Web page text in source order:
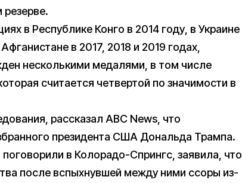
в Республике Конго в 2014 году, в Украине
в 2017, 2018 и 2019 годах,
несколькими медалями, в том числе
считается четвертой по значимости в
рассказал ABC News, что
президента США Дональда Трампа.
в Колорадо-Спрингс, заявила, что
после вспыхнувшей между ними ссоры из-